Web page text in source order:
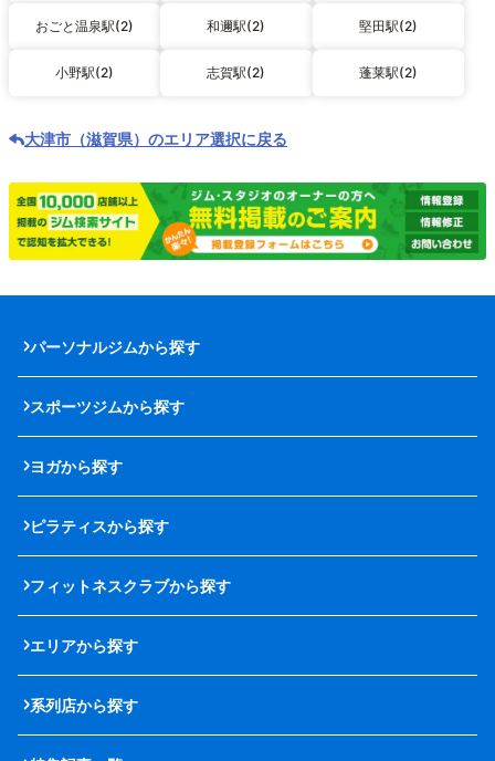
おごと温泉駅(2) 和邇駅(2) 堅田駅(2)
小野駅(2) 志賀駅(2) 蓬莱駅(2)
大津市（滋賀県）のエリア選択に戻る
パーソナルジムから探す
スポーツジムから探す
ヨガから探す
ピラティスから探す
フィットネスクラブから探す
エリアから探す
系列店から探す